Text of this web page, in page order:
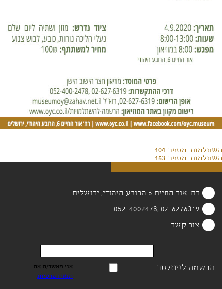
השתלמות-מספר-104
השתלמות-מספר-153
רח' אור החיים 6 הרובע היהודי, ירושלים
02-6276319 ,052-4002478
צור קשר
הרשמה לניוזלטר
אני מאשר/ת את
תנאי הפרטיות